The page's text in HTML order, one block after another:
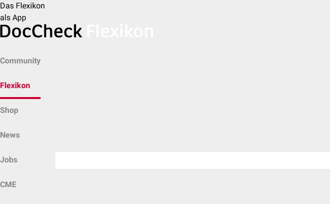
Das Flexikon
als App
Community
Flexikon
Shop
News
Jobs
CME